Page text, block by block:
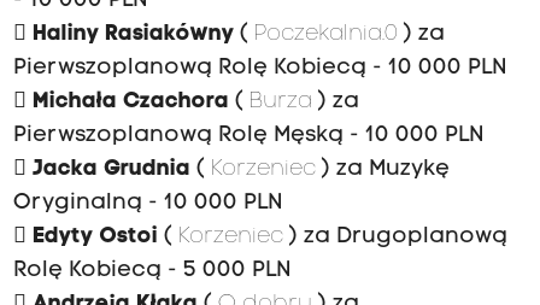
 Haliny Rasiakówny( Poczekalnia.0 ) za
Pierwszoplanową Rolę Kobiecą - 10 000 PLN
 Michała Czachora ( Burza ) za
Pierwszoplanową Rolę Męską - 10 000 PLN
 Jacka Grudnia ( Korzeniec) za Muzykę
Oryginalną - 10 000 PLN
 Edyty Ostoi ( Korzeniec) za Drugoplanową
Rolę Kobiecą - 5 000 PLN